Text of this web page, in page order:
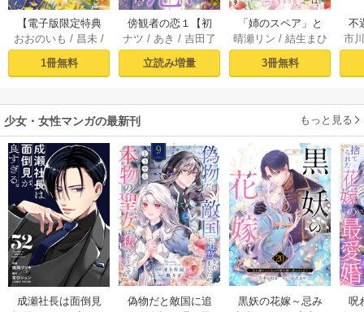
【電子版限定特典
付き】ブチ切れ令
嬢は報復を誓いま
した。1～魔導書の
します～
おおのいも / 昌未 /
はぐれメタボ
1冊無料
傍観者の恋１【初
回限定ペーパー
付】【電子限定特
典付】【シーモア
ナツ /あき /吉田了
立読み増量
「姉のスペア」と
呼ばれた身代わり
人生は、今日でや
めることにします
喫中なので、今さ
ら真の聖女と言わ
れても知りませ
ん！～ 1巻
晴瀬リン / 結生まひ
ろ
3冊無料
不
ー
市
少女・女性マンガの最新刊 もっと見る
成瀬社長は面倒見
偽物だと敵国に追
黒妖の花嫁～忌み
呪